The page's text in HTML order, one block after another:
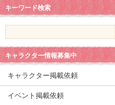
キーワード検索
キャラクター情報募集中
キャラクター掲載依頼
イベント掲載依頼